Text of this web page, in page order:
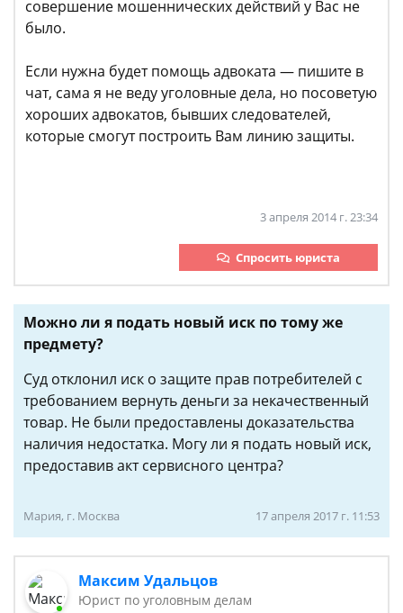
совершение мошеннических действий у Вас не
было.
Если нужна будет помощь адвоката — пишите в
чат, сама я не веду уголовные дела, но посоветую
хороших адвокатов, бывших следователей,
которые смогут построить Вам линию защиты.
3 апреля 2014 г. 23:34
Спросить юриста
Можно ли я подать новый иск по тому же
предмету?
Суд отклонил иск о защите прав потребителей с
требованием вернуть деньги за некачественный
товар. Не были предоставлены доказательства
наличия недостатка. Могу ли я подать новый иск,
предоставив акт сервисного центра?
Мария, г. Москва 17 апреля 2017 г. 11:53
Максим Удальцов
Юрист по уголовным делам